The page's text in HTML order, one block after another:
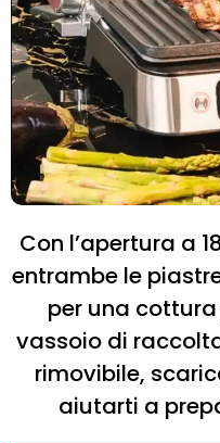
Con l’apertura a
entrambe le
per una
vassoio di
rimovibile,
aiutarti a